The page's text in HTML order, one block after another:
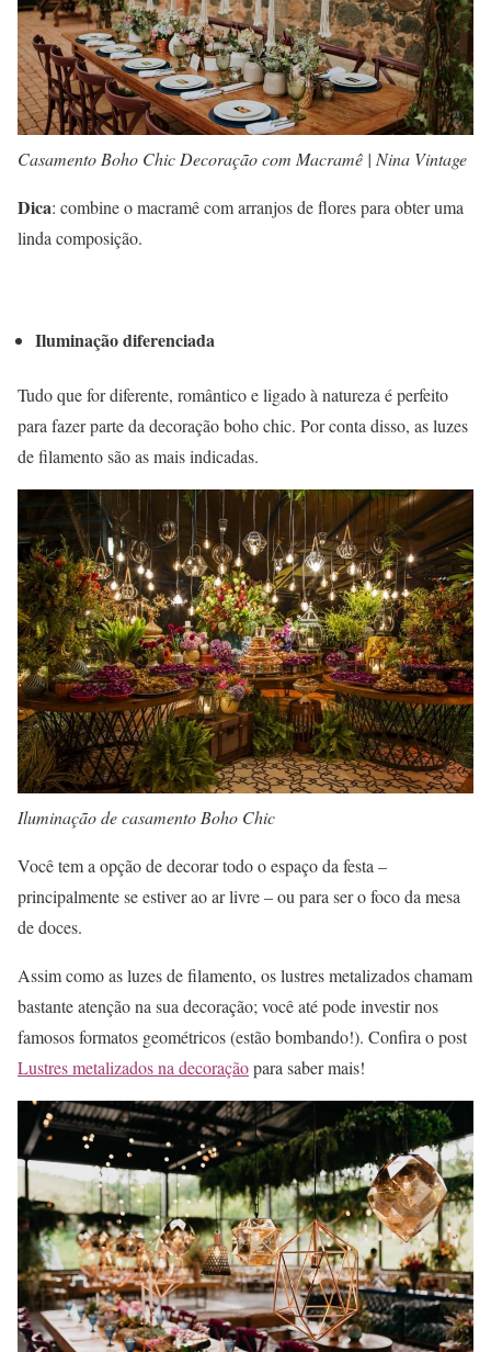
Casamento Boho Chic Decoração com Macramê | Nina Vintage
Dica: combine o macramê com arranjos de flores para obter uma
linda composição.
Iluminação diferenciada
Tudo que for diferente, romântico e ligado à natureza é perfeito
para fazer parte da decoração boho chic. Por conta disso, as luzes
de filamento são as mais indicadas.
Iluminação de casamento Boho Chic
Você tem a opção de decorar todo o espaço da festa –
principalmente se estiver ao ar livre – ou para ser o foco da mesa
de doces.
Assim como as luzes de filamento, os lustres metalizados chamam
bastante atenção na sua decoração; você até pode investir nos
famosos formatos geométricos (estão bombando!). Confira o post
Lustres metalizados na decoraçãopara saber mais!